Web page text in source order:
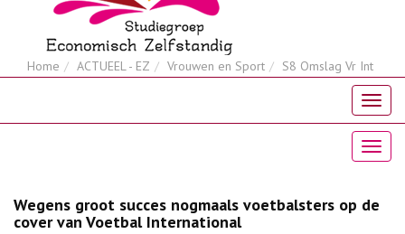
Home ACTUEEL - EZ Vrouwen en Sport S8 Omslag Vr Int
Wegens groot succes nogmaals voetbalsters op de
cover van Voetbal International